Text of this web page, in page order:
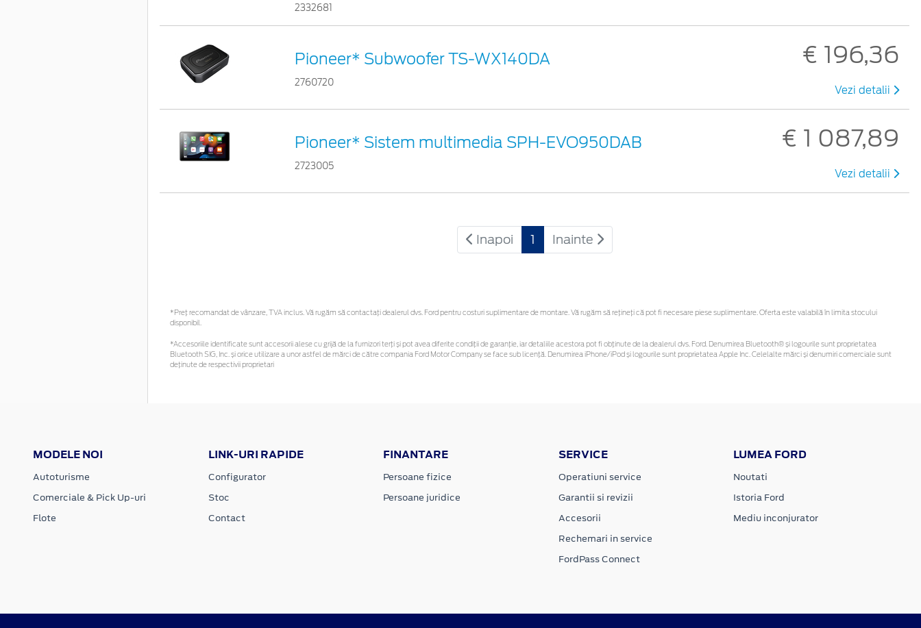
2332681
Pioneer* Subwoofer TS-WX140DA
2760720
€ 196,36
Vezi detalii
Pioneer* Sistem multimedia SPH-EVO950DAB
2723005
€ 1 087,89
Vezi detalii
Inapoi 1 Inainte
*Preţ recomandat de vânzare, TVA inclus. Vă rugăm să contactaţi dealerul dvs. Ford pentru costuri suplimentare de montare. Vă rugăm să rețineți că pot fi necesare piese suplimentare. Oferta este valabilă în limita stocului
disponibil.
*Accesoriile identificate sunt accesorii alese cu grijă de la furnizori terți și pot avea diferite condiții de garanție, iar detaliile acestora pot fi obținute de la dealerul dvs. Ford. Denumirea Bluetooth® și logourile sunt proprietatea
Bluetooth SIG, Inc. și orice utilizare a unor astfel de mărci de către compania Ford Motor Company se face sub licență. Denumirea iPhone/iPod și logourile sunt proprietatea Apple Inc. Celelalte mărci și denumiri comerciale sunt
deținute de respectivii proprietari
MODELE NOI
Autoturisme
Comerciale & Pick Up-uri
Flote
LINK-URI RAPIDE
Configurator
Stoc
Contact
FINANTARE
Persoane fizice
Persoane juridice
SERVICE
Operatiuni service
Garantii si revizii
Accesorii
Rechemari in service
FordPass Connect
LUMEA FORD
Noutati
Istoria Ford
Mediu inconjurator